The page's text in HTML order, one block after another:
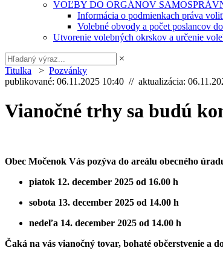
VOĽBY DO ORGÁNOV
Informácia o podmienkach práva
Volebné obvody a počet poslancov
Utvorenie volebných okrskov a určenie
×
Titulka > Pozvánky
publikované: 06.11.2025 10:40 // aktualizácia:
Vianočné trhy sa budú
Obec Močenok Vás pozýva do areálu obecného
piatok 12. december 2025 od 16.00 h
sobota 13. december 2025 od 14.00 h
nedeľa 14. december 2025 od 14.00 h
Čaká na vás vianočný tovar, bohaté občerstvenie a